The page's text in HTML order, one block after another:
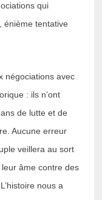
qui
énième tentative
négociations avec
: ils n’ont
de lutte et de
Aucune erreur
veillera au sort
âme contre des
nous a